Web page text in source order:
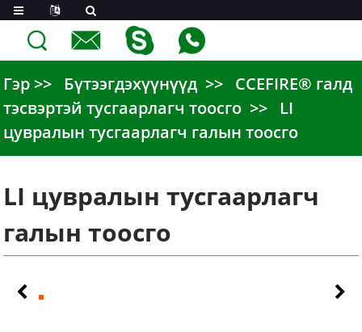
Гэр Бүтээгдэхүүнүүд
CCEFIRE® галд
тэсвэртэй тусгаарлагч тоосго
LI
цувралын тусгаарлагч галын тоосго
LI цувралын тусгаарлагч
галын тоосго